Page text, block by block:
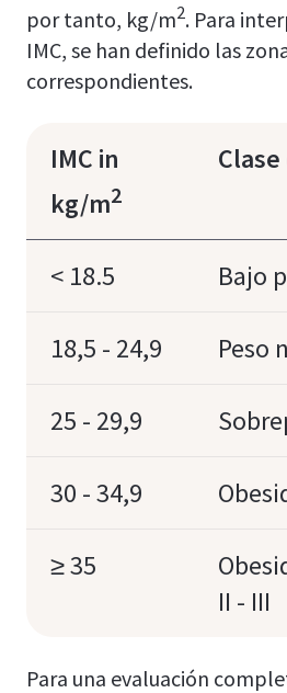
por tanto, kg/m2. Para
IMC, se han definido las
correspondientes.
IMC in
kg/m2
< 18.5 Bajo
18,5 - 24,9 Peso
25 - 29,9
30 - 34,9
≥ 35
II - III
Para una evaluación